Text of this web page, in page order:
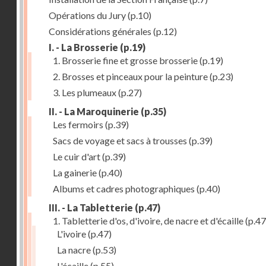
Opérations du Jury(p.10)
Considérations générales (p.12)
I. - La Brosserie (p.19)
1. Brosserie fine et grosse brosserie(p.19)
2. Brosses et pinceaux pour la peinture(p.23)
3. Les plumeaux(p.27)
II. - La Maroquinerie (p.35)
Les fermoirs (p.39)
Sacs de voyage et sacs à trousses (p.39)
Le cuir d'art(p.39)
La gainerie(p.40)
Albums et cadres photographiques (p.40)
III. - La Tabletterie (p.47)
1. Tabletterie d'os, d'ivoire, de nacre et d'écaille
L'ivoire(p.47)
La nacre(p.53)